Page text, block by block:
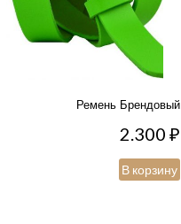
Ремень Брендовый
2.300₽
В корзину